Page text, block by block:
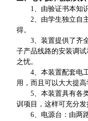
1、由验证书本知
2、由学生独立自
得。
3、装置提供了齐
子产品线路的安装调
之忧。
4、本装置配套电
用，而且可以大大提
5、本装置具有各
训项目，这样可充分
6、电源台：由两